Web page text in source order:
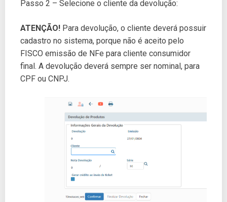
Passo 2 – Selecione o cliente da devolução:
ATENÇÃO! Para devolução, o cliente deverá possuir
cadastro no sistema, porque não é aceito pelo
FISCO emissão de NFe para cliente consumidor
final. A devolução deverá sempre ser nominal, para
CPF ou CNPJ.